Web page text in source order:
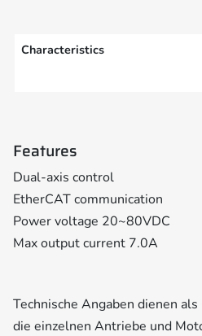
Characteristics
Features
Dual-axis control
EtherCAT communication
Power voltage 20~80VDC
Max output current 7.0A
Technische Angaben dienen
die einzelnen Antriebe und